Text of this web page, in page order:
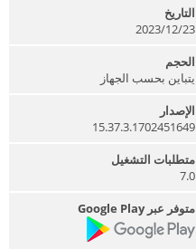
التاريخ
2023/12/23
الحجم
يتباين بحسب الجهاز
الإصدار
15.37.3.1702451649
متطلبات التشغيل
7.0
متوفر عبر Google Play